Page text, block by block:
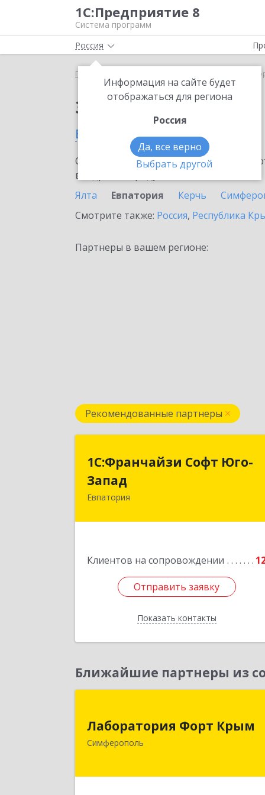
1С:Предприятие 8
Система программ
Россия
Информация на сайте будет
отображаться для региона
Россия
Да, все верно
Выбрать другой
Главная mag1c в
Заказать mag1c
в Евпатории
Ознакомьтесь с информационными
внедрение продукта.
Ялта
Евпатория Керчь
Смотрите также: Россия, Республика
Партнеры в вашем регионе:
Рекомендованные партнеры
1С:Франчайзи Софт Юго-
Запад
Евпатория
Клиентов на сопровождении
Отправить заявку
Показать контакты
1С:Франчайзи Софт Юго-
Запад
297407, Крым Респ, Евпатория г,
Отправить заявку
Назад
Ближайшие партнеры из
Лаборатория Форт Крым
Симферополь
295034, Крым Респ, Симферополь г,
Киевская ул, дом № 79, оф.902